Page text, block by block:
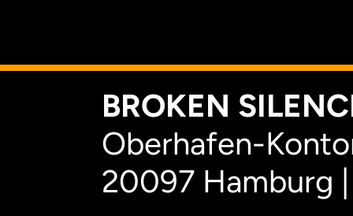
BROKEN
Oberhafen-
20097 Hamburg